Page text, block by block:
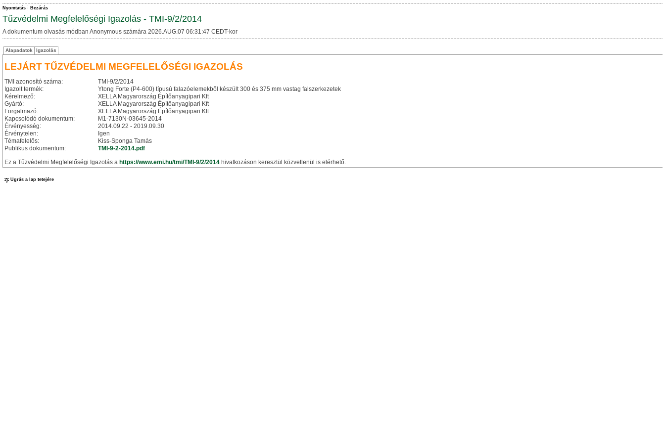
Nyomtatás Bezárás
Tűzvédelmi Megfelelőségi Igazolás - TMI-9/2/2014
A dokumentum olvasás módban Anonymous számára 2026.AUG.07 06:31:47 CEDT-kor
Alapadatok Igazolás
LEJÁRT TŰZVÉDELMI MEGFELELŐSÉGI IGAZOLÁS
TMI azonosító száma:
TMI-9/2/2014
Igazolt termék:
Ytong Forte (P4-600) típusú falazóelemekből készült 300 és 375 mm vastag falszerkezetek
Kérelmező:
XELLA Magyarország Építőanyagipari Kft
Gyártó:
XELLA Magyarország Építőanyagipari Kft
Forgalmazó:
XELLA Magyarország Építőanyagipari Kft
Kapcsolódó dokumentum:
M1-7130N-03645-2014
Érvényesség:
2014.09.22 - 2019.09.30
Érvénytelen:
Igen
Témafelelős:
Kiss-Sponga Tamás
Publikus dokumentum:
TMI-9-2-2014.pdf
Ez a Tűzvédelmi Megfelelőségi Igazolás a https://www.emi.hu/tmi/TMI-9/2/2014 hivatkozáson keresztül közvetlenül is elérhető.
Ugrás a lap tetejére